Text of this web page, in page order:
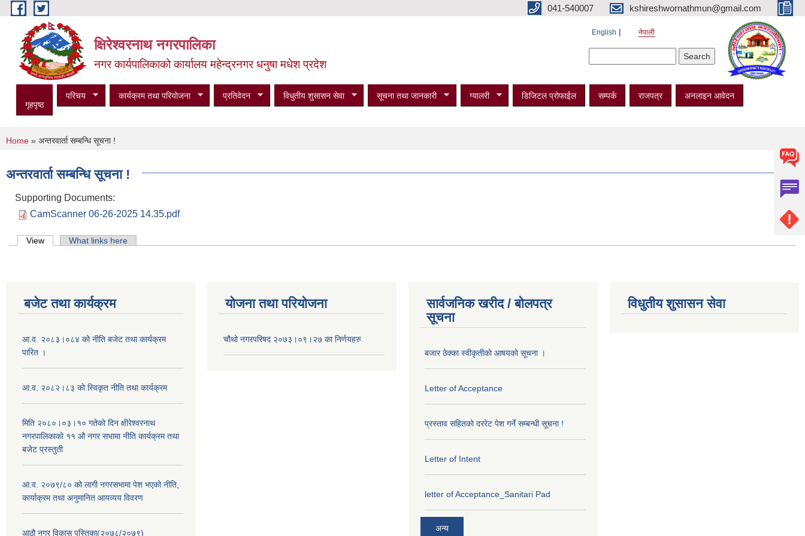
Skip to main content 041-540007 kshireshwornathmun@gmail.com
क्षिरेश्वरनाथ नगरपालिका
नगर कार्यपालिकाको कार्यालय महेन्द्रनगर धनुषा मधेश प्रदेश
English नेपाली
गृहपृष्ठ
परिचय कार्यक्रम तथा परियोजना प्रतिवेदन विधुतीय शुसासन सेवा सूचना तथा जानकारी ग्यालरी डिजिटल प्रोफाईल सम्पर्क राजपत्र अनलाइन आवेदन
You are here
Home » अन्तरवार्ता सम्बन्धि सूचना !
अन्तरवार्ता सम्बन्धि सूचना !
Supporting Documents:
CamScanner 06-26-2025 14.35.pdf
Primary tabs
View (active tab)What links here
बजेट तथा कार्यक्रम
आ.व. २०८३।०८४ को नीति बजेट तथा कार्यक्रम
पारित ।
आ.व. २०८२।८३ को स्विकृत नीति तथा कार्यक्रम
मिति २०८०।०३।१० गतेकाे दिन क्षीरेश्वरनाथ
नगरपालिकाकाे ११ ‍औ नगर सभामा नीति कार्यक्रम तथा
बजेट प्रस्तुती
आ.व. २०७९/८० को लागी नगरसभामा पेश भएको नीति,
कार्याक्रम तथा अनुमानित आयव्यय विवरण
आठौ नगर विकास पुस्तिका(२०७८/२०७९)
योजना तथा परियोजना
चौथो नगरपरिषद २०७३।०९।२७ का निर्णयहरु
सार्वजनिक खरीद / बोलपत्र
सूचना
बजार ठेक्का स्वीकृतीकाे आषयकाे सूचना ।
Letter of Acceptance
प्रस्ताव सहितकाे दररेट पेश गर्ने सम्बन्धी सूचना !
Letter of Intent
letter of Acceptance_Sanitari Pad
अन्य
विधुतीय शुसासन सेवा